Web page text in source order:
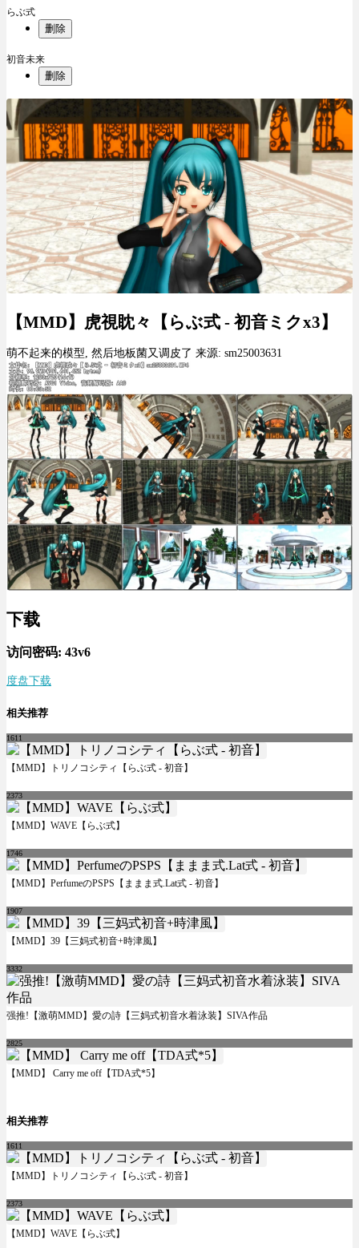
らぶ式
删除
初音未来
删除
【MMD】虎視眈々【らぶ式 - 初音ミクx3】
萌不起来的模型, 然后地板菌又调皮了 来源: sm25003631
下载
访问密码: 43v6
度盘下载
相关推荐
1611
【MMD】トリノコシティ【らぶ式 - 初音】
2373
【MMD】WAVE【らぶ式】
1746
【MMD】PerfumeのPSPS【ままま式.Lat式 - 初音】
1907
【MMD】39【三妈式初音+時津風】
3332
强推!【激萌MMD】愛の詩【三妈式初音水着泳装】SIVA作品
2825
【MMD】 Carry me off【TDA式*5】
相关推荐
1611
【MMD】トリノコシティ【らぶ式 - 初音】
2373
【MMD】WAVE【らぶ式】